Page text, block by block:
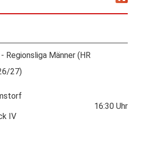
Regionsliga Männer (HR
27)
IV
16:30 Uhr